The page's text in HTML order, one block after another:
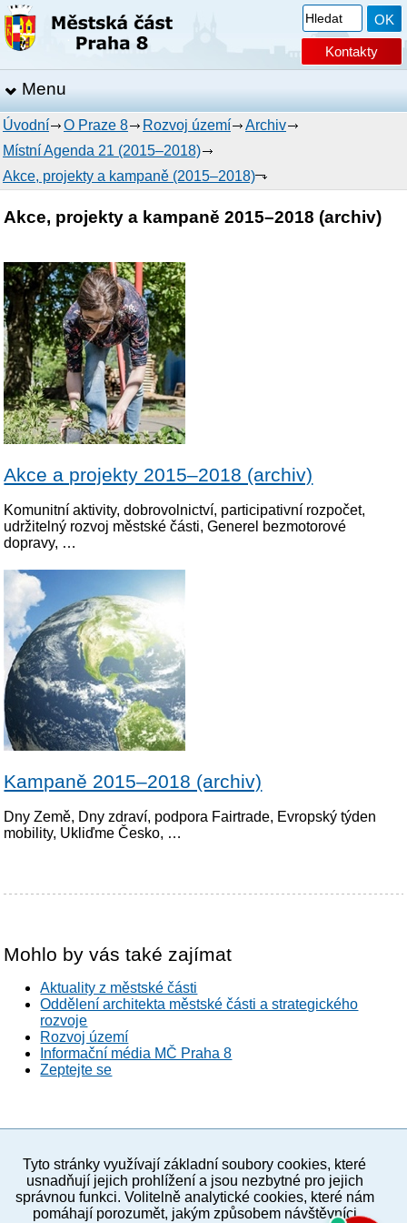
Kontakty
Menu
Úvodní O Praze 8 Rozvoj území
Archiv
Místní Agenda 21 (2015–2018)
Akce, projekty a kampaně (2015–2018)
Akce, projekty a kampaně 2015–2018 (archiv)
Akce a projekty 2015–2018 (archiv)
Komunitní aktivity, dobrovolnictví, participativní rozpočet,
udržitelný rozvoj městské části, Generel bezmotorové
dopravy, …
Kampaně 2015–2018 (archiv)
Dny Země, Dny zdraví, podpora Fairtrade, Evropský týden
mobility, Ukliďme Česko, …
Mohlo by vás také zajímat
Aktuality z městské části
Oddělení architekta městské části a strategického
rozvoje
Rozvoj území
Informační média MČ Praha 8
Zeptejte se
PC verze ENG
Povinné a praktické informace
Tyto stránky využívají základní soubory cookies, které
usnadňují jejich prohlížení a jsou nezbytné pro jejich
správnou funkci. Volitelně analytické cookies, které nám
pomáhají porozumět, jakým způsobem návštěvníci